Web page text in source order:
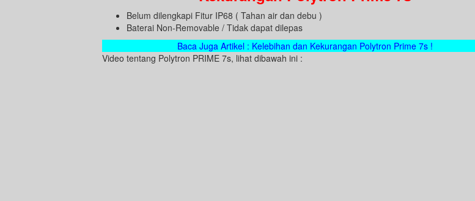
Belum dilengkapi Fitur IP68 ( Tahan air dan debu )
Baterai Non-Removable / Tidak dapat dilepas
Baca Juga Artikel : Kelebihan dan Kekurangan Polytron Prime 7s !
Video tentang Polytron PRIME 7s, lihat dibawah ini :